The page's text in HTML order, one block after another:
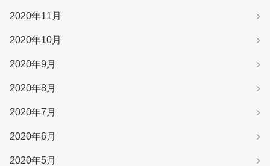
2020年11月
2020年10月
2020年9月
2020年8月
2020年7月
2020年6月
2020年5月